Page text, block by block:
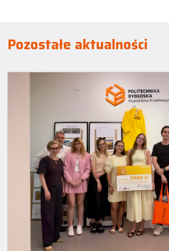
Pozostałe aktualności